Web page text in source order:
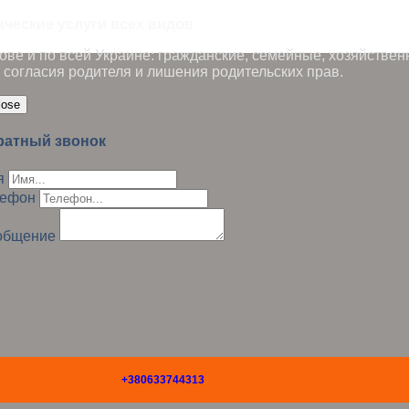
и по всей Украине: гражданские, семейные,
родителя и лишения родительских прав.
звонок
+380633744313